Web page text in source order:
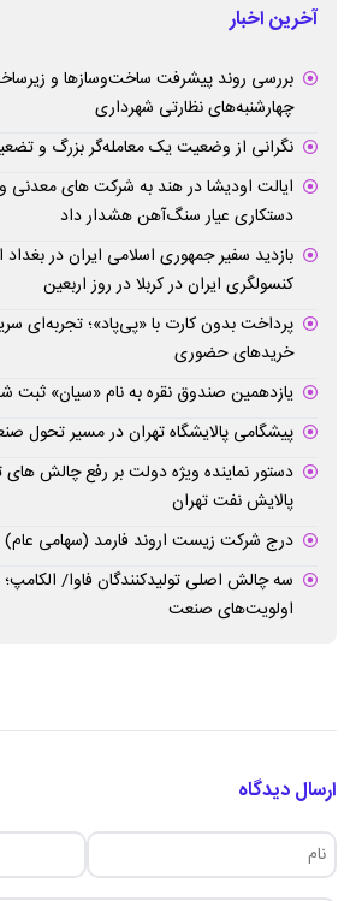
آخرین اخبار
بررسی روند پیشرفت ساخت‌وسازها و
چهارشنبه‌های نظارتی شهرداری
نگرانی از وضعیت یک معامله‌گر بزرگ و
ایالت اودیشا در هند به شرکت های معدنی و
دستکاری عیار سنگ‌آهن هشدار داد
بازدید سفیر جمهوری اسلامی ایران در بغداد
کنسولگری ایران در کربلا در روز اربعین
پرداخت بدون کارت با «پی‌پاد»؛ تجربه‌ای
خریدهای حضوری
یازدهمین صندوق نقره به نام «سیان» ثبت
پیشگامی پالایشگاه تهران در مسیر تحول
دستور نماینده ویژه دولت بر رفع چالش
پالایش نفت تهران
درج شرکت زیست اروند فارمد (سهامی عام)
سه چالش اصلی تولیدکنندگان فاوا/
اولویت‌های صنعت
ارسال دیدگاه